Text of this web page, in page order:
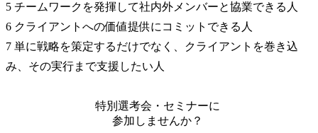
5 チームワークを発揮して社内外メンバーと協業できる人
6 クライアントへの価値提供にコミットできる人
7 単に戦略を策定するだけでなく、クライアントを巻き込
み、その実行まで支援したい人
特別選考会・セミナーに
参加しませんか？